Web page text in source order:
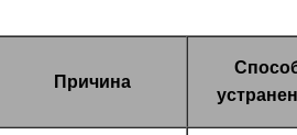
Причина